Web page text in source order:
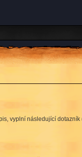
vyplní následující